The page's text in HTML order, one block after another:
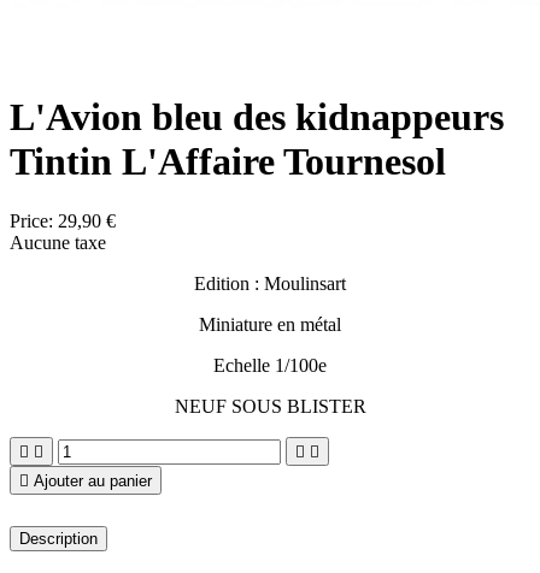
L'Avion bleu des kidnappeurs
Tintin L'Affaire Tournesol
Price: 29,90 €
Aucune taxe
Edition : Moulinsart
Miniature en métal
Echelle 1/100e
NEUF SOUS BLISTER
   
 Ajouter au panier
Description